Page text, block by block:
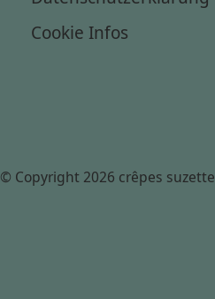
Cookie Infos
© Copyright 2026 crêpes suzette